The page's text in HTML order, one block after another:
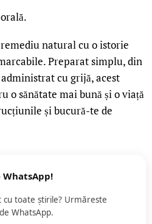
natural cu o istorie
Preparat simplu, din
cu grijă, acest
o sănătate mai bună și o viață
și bucură-te de
toate știrile? Urmăreste
WhatsApp.